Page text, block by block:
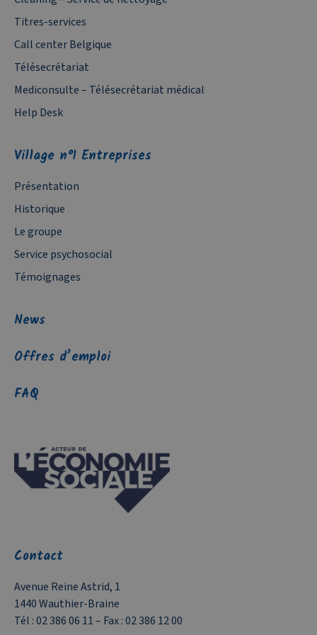
Titres-services
Call center Belgique
Télésecrétariat
Mediconsulte – Télésecrétariat médical
Help Desk
Village n°1 Entreprises
Présentation
Historique
Le groupe
Service psychosocial
Témoignages
News
Offres d’emploi
FAQ
Contact
Avenue Reine Astrid, 1
1440 Wauthier-Braine
Tél :02 386 06 11– Fax :02 386 12 00